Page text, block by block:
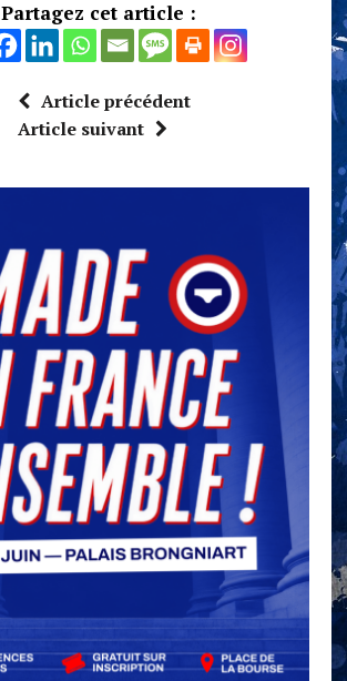
Partagez cet article :
Article précédent
Article suivant